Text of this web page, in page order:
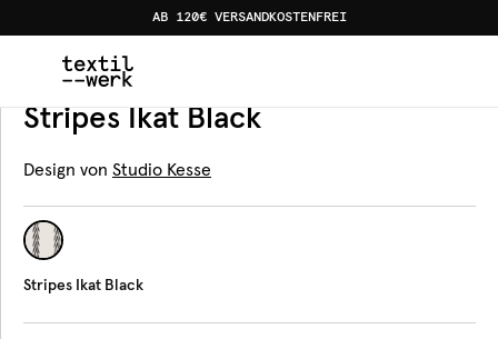
AB 120€ VERSANDKOSTENFREI
Produkte Kissen Stripes Ikat Black
Kissen
Stripes Ikat Black
Design von Studio Kesse
Stripes Ikat Black